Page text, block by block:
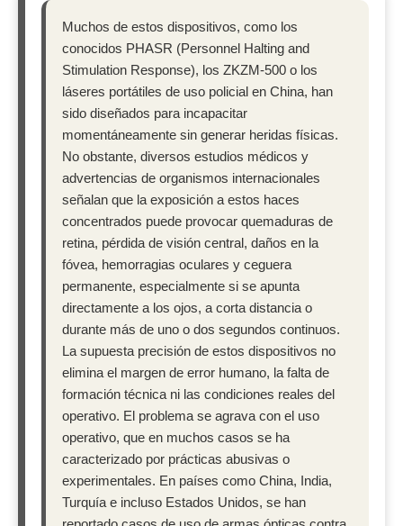
Muchos de estos dispositivos, como los
conocidos PHASR (Personnel Halting and
Stimulation Response), los ZKZM-500 o los
láseres portátiles de uso policial en China, han
sido diseñados para incapacitar
momentáneamente sin generar heridas físicas.
No obstante, diversos estudios médicos y
advertencias de organismos internacionales
señalan que la exposición a estos haces
concentrados puede provocar quemaduras de
retina, pérdida de visión central, daños en la
fóvea, hemorragias oculares y ceguera
permanente, especialmente si se apunta
directamente a los ojos, a corta distancia o
durante más de uno o dos segundos continuos.
La supuesta precisión de estos dispositivos no
elimina el margen de error humano, la falta de
formación técnica ni las condiciones reales del
operativo. El problema se agrava con el uso
operativo, que en muchos casos se ha
caracterizado por prácticas abusivas o
experimentales. En países como China, India,
Turquía e incluso Estados Unidos, se han